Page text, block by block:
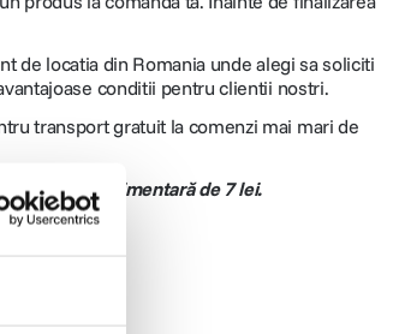
de locatia din Romania unde alegi sa soliciti
conditii pentru clientii nostri.
transport gratuit la comenzi mai mari de
o taxă suplimentară de 7 lei.